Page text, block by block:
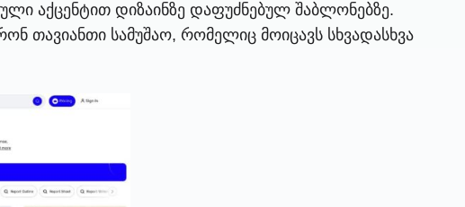
აქცენტით დიზაინზე დაფუძნებულ შაბლონებზე.
თავიანთი სამუშაო, რომელიც მოიცავს სხვადასხვა